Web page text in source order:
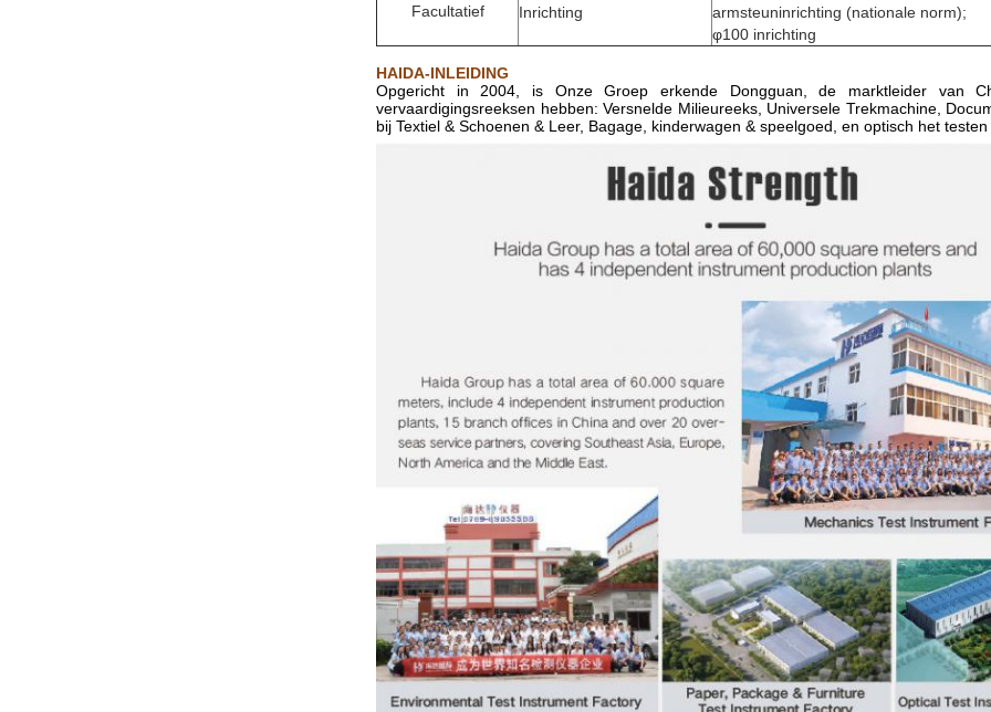
Facultatief Inrichting
armsteuninrichting (nationale norm);
φ100 inrichting
HAIDA-INLEIDING
Opgericht in 2004, is Onze Groep erkende Dongguan, de marktleider van
vervaardigingsreeksen hebben: Versnelde Milieureeks, Universele Trekmachine,
bij Textiel & Schoenen & Leer, Bagage, kinderwagen & speelgoed, en optisch het